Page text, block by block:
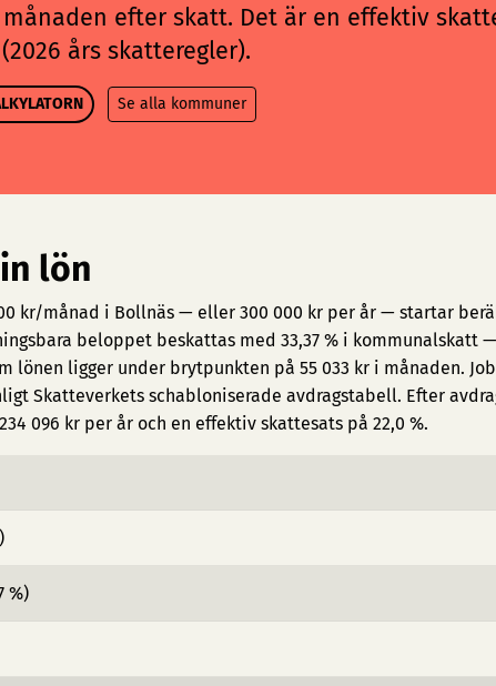
efter skatt. Det är en effektiv
års skatteregler).
Se alla kommuner
lön
kr/månad i Bollnäs — eller 300 000 kr per år — startar
beloppet beskattas med 33,37 % i kommunalskatt
lönen ligger under brytpunkten på 55 033 kr i månaden.
Skatteverkets schabloniserade avdragstabell. Efter
096 kr per år och en effektiv skattesats på 22,0 %.
%)